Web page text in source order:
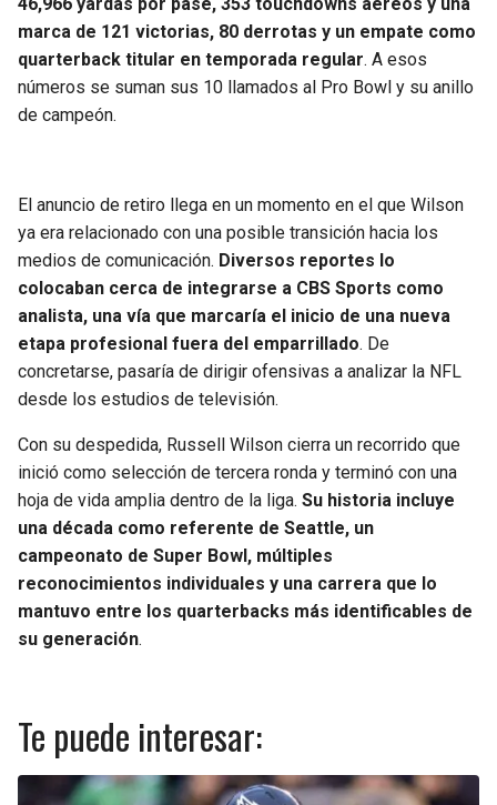
46,966 yardas por pase, 353 touchdowns aéreos y una
marca de 121 victorias, 80 derrotas y un empate como
quarterback titular en temporada regular. A esos
números se suman sus 10 llamados al Pro Bowl y su anillo
de campeón.
El anuncio de retiro llega en un momento en el que Wilson
ya era relacionado con una posible transición hacia los
medios de comunicación. Diversos reportes lo
colocaban cerca de integrarse a CBS Sports como
analista, una vía que marcaría el inicio de una nueva
etapa profesional fuera del emparrillado. De
concretarse, pasaría de dirigir ofensivas a analizar la NFL
desde los estudios de televisión.
Con su despedida, Russell Wilson cierra un recorrido que
inició como selección de tercera ronda y terminó con una
hoja de vida amplia dentro de la liga. Su historia incluye
una década como referente de Seattle, un
campeonato de Super Bowl, múltiples
reconocimientos individuales y una carrera que lo
mantuvo entre los quarterbacks más identificables de
su generación.
Te puede interesar: